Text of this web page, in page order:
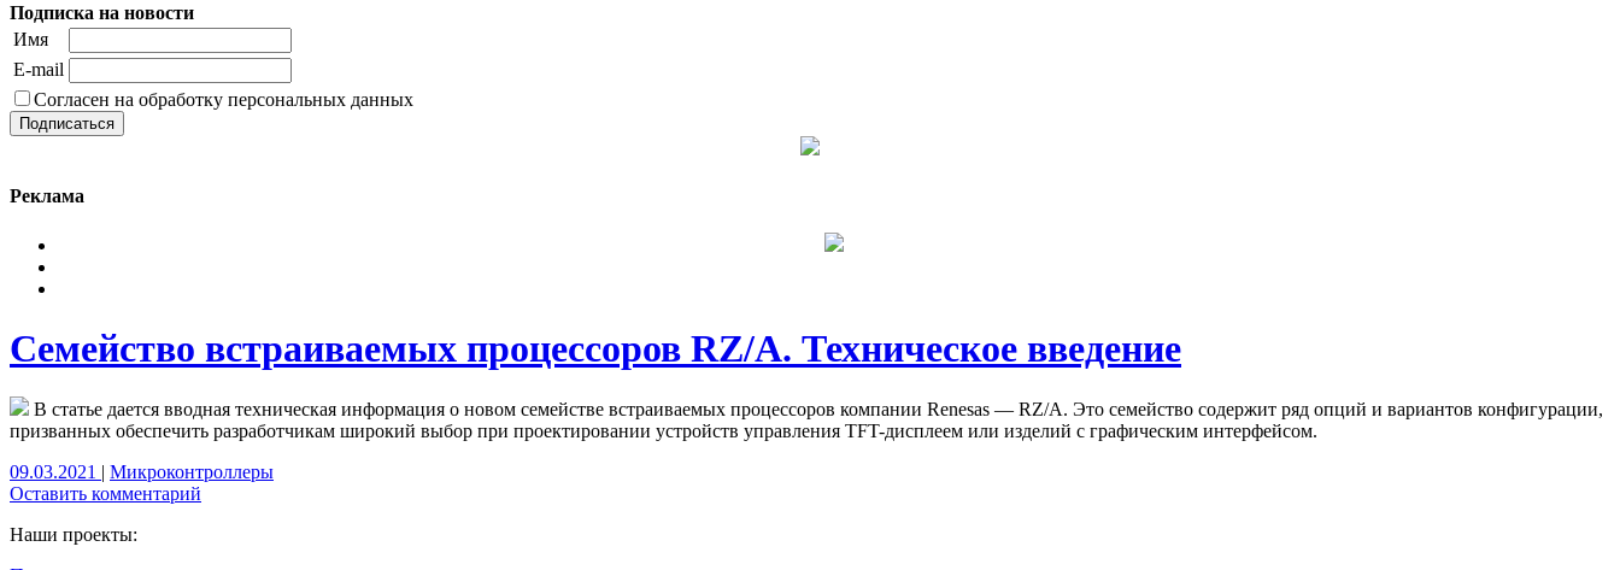
Подписка на новости
Имя
E-mail
Согласен на обработку персональных данных
Реклама
Семейство встраиваемых процессоров RZ/A. Техническое введение
В статье дается вводная техническая информация о новом семействе встраиваемых процессоров компании Renesas — RZ/A. Это семейство содержит ряд опций и вариантов конфигурации,
призванных обеспечить разработчикам широкий выбор при проектировании устройств управления TFT-дисплеем или изделий с графическим интерфейсом.
09.03.2021 | Микроконтроллеры
Оставить комментарий
Наши проекты: